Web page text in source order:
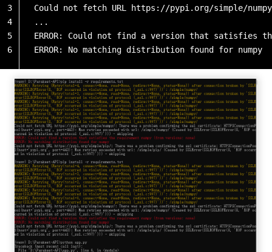
Could not fetch URL https://pypi.org/simple/
...
ERROR: Could not find a version that satisfies
ERROR: No matching distribution found for numpy
3
4
5
6